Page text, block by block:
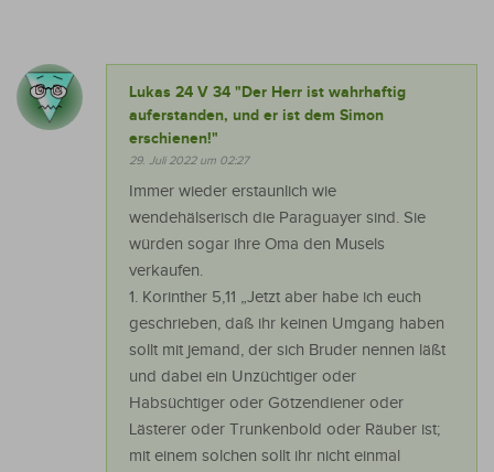
Lukas 24 V 34 "Der Herr ist wahrhaftig
auferstanden, und er ist dem Simon
erschienen!"
29. Juli 2022 um 02:27
Immer wieder erstaunlich wie
wendehälserisch die Paraguayer sind. Sie
würden sogar ihre Oma den Musels
verkaufen.
1. Korinther 5,11 „Jetzt aber habe ich euch
geschrieben, daß ihr keinen Umgang haben
sollt mit jemand, der sich Bruder nennen läßt
und dabei ein Unzüchtiger oder
Habsüchtiger oder Götzendiener oder
Lästerer oder Trunkenbold oder Räuber ist;
mit einem solchen sollt ihr nicht einmal